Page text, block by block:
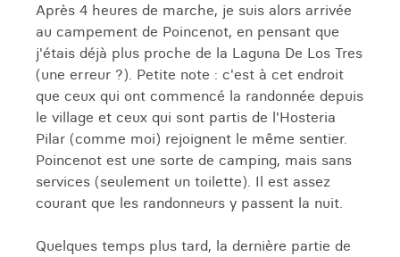
Après 4 heures de marche, je suis alors arrivée
au campement de Poincenot, en pensant que
j'étais déjà plus proche de la Laguna De Los Tres
(une erreur ?). Petite note : c'est à cet endroit
que ceux qui ont commencé la randonnée depuis
le village et ceux qui sont partis de l'Hosteria
Pilar (comme moi) rejoignent le même sentier.
Poincenot est une sorte de camping, mais sans
services (seulement un toilette). Il est assez
courant que les randonneurs y passent la nuit.
Quelques temps plus tard, la dernière partie de